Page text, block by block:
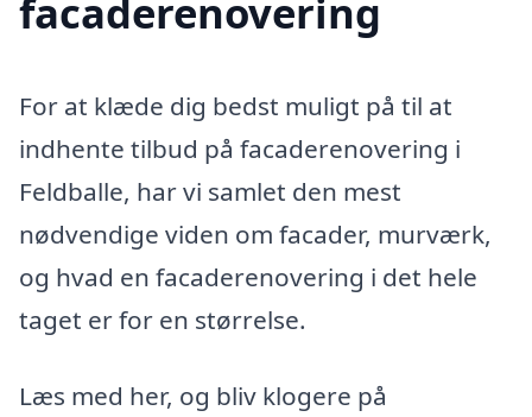
facaderenovering
For at klæde dig bedst muligt på til at
indhente tilbud på facaderenovering i
Feldballe, har vi samlet den mest
nødvendige viden om facader, murværk,
og hvad en facaderenovering i det hele
taget er for en størrelse.
Læs med her, og bliv klogere på